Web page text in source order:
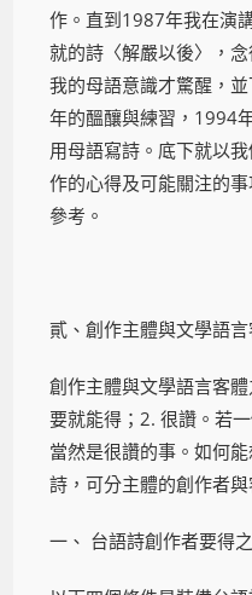
作。直到1987年我在演
就的詩〈解嚴以後〉，
我的母語意識才驚醒，
年的醞釀與練習，1994
用母語寫詩。底下就以
作的心得及可能關注的
參考。
貳、創作主體與文學語言
創作主體與文學語言客
要就能得；2. 很讚。若
當然是很讚的事。如何
詩，可分主體的創作者
一、 台語詩創作者要得